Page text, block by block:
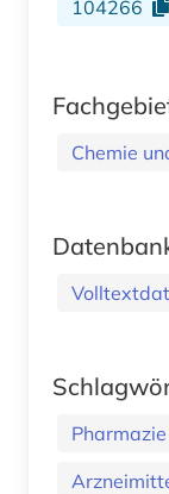
104266
Chemie
Pharmazie